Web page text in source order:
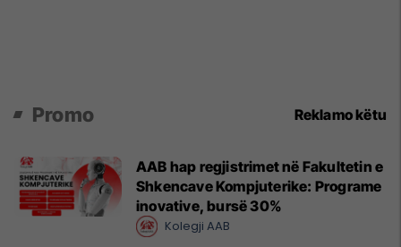
Promo Reklamo këtu
AAB hap regjistrimet në Fakultetin e
Shkencave Kompjuterike: Programe
inovative, bursë 30%
Kolegji AAB